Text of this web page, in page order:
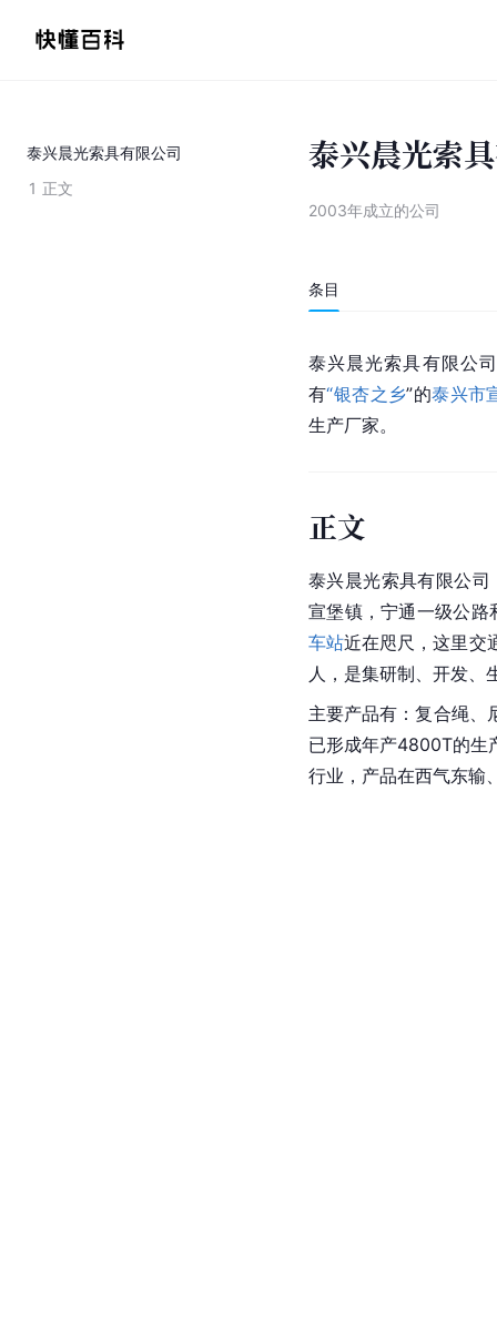
泰兴晨光索具有限公司
1 正文
泰兴晨光索
2003年成立的公司
条目
泰兴晨光索具有限公
有“银杏之乡”的泰兴市
生产厂家。
正文
泰兴晨光索具有限公
宣堡镇，宁通一级公
车站近在咫尺，这里交
人，是集研制、开发、
主要产品有：复合绳、
已形成年产4800T的生
行业，产品在西气东输